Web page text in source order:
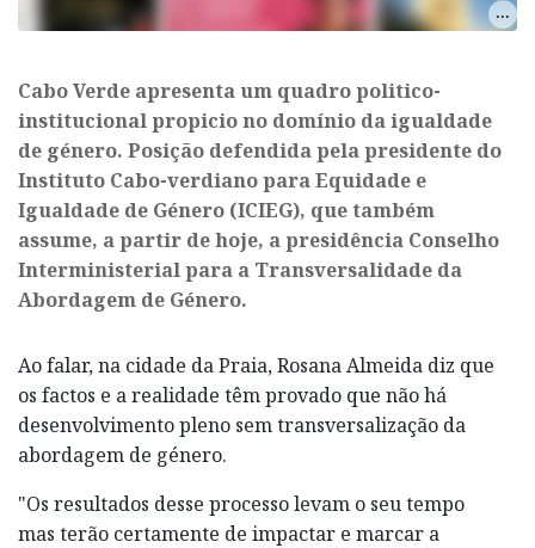
Cabo Verde apresenta um quadro politico-
institucional propicio no domínio da igualdade
de género. Posição defendida pela presidente do
Instituto Cabo-verdiano para Equidade e
Igualdade de Género (ICIEG), que também
assume, a partir de hoje, a presidência Conselho
Interministerial para a Transversalidade da
Abordagem de Género.
Ao falar, na cidade da Praia, Rosana Almeida diz que
os factos e a realidade têm provado que não há
desenvolvimento pleno sem transversalização da
abordagem de género.
"Os resultados desse processo levam o seu tempo
mas terão certamente de impactar e marcar a